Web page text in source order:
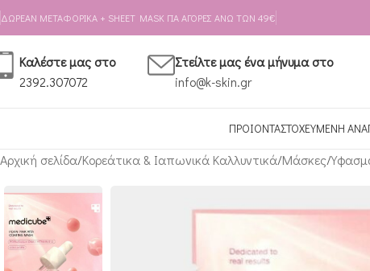
Skip to navigation
Skip to main content
ΔΩΡΕΑΝ ΜΕΤΑΦΟΡΙΚΑ + SHEET MASK ΓΙΑ ΑΓΟΡΕΣ ΑΝΩ ΤΩΝ 49€
Καλέστε μας στο
2392.307072
Στείλτε μας ένα μήνυμα στο
info@k-skin.gr
ΠΡΟΙΟΝΤΑΣΤΟΧΕΥΜΕΝΗ
Αρχική σελίδα Κορεάτικα & Ιαπωνικά Καλλυντικά Μάσκες